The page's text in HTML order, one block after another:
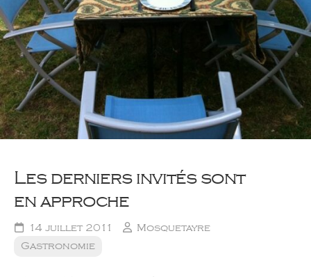
Les derniers invités sont
en approche
14 juillet 2011
Mosquetayre
Gastronomie